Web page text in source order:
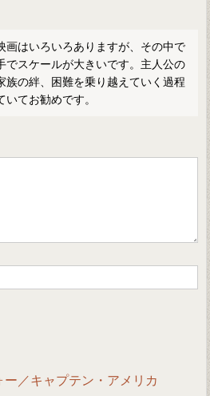
画はいろいろありますが、その中で
でスケールが大きいです。主人公の
族の絆、困難を乗り越えていく過程
てお勧めです。
ー／キャプテン・アメリカ